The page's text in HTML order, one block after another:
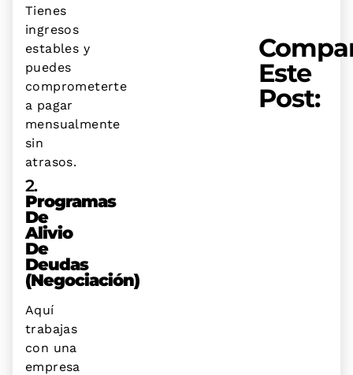
Tienes
ingresos
estables y
puedes
comprometerte
a pagar
mensualmente
sin
atrasos.
2.
Programas
De
Alivio
De
Deudas
(negociación)
Aquí
trabajas
con una
empresa
Este
Post: